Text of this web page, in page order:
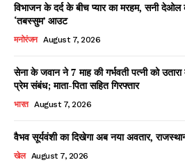
विभाजन के दर्द के बीच प्यार का मरहम, सनी देओल
‘तबस्सुम’ आउट
मनोरंजन August 7, 2026
सेना के जवान ने 7 माह की गर्भवती पत्नी को
प्रेम संबंध; माता-पिता सहित गिरफ्तार
भारत August 7, 2026
वैभव सूर्यवंशी का दिखेगा अब नया अवतार,
खेल August 7, 2026